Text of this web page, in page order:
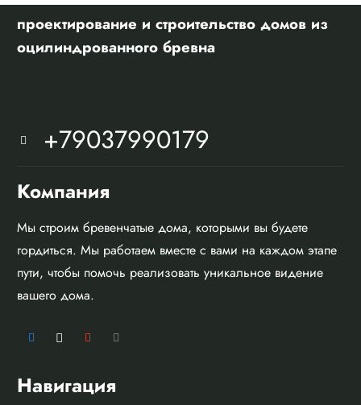
проектирование и строительство домов из
оцилиндрованного бревна
+79037990179
Компания
Мы строим бревенчатые дома, которыми вы будете
гордиться. Мы работаем вместе с вами на каждом этапе
пути, чтобы помочь реализовать уникальное видение
вашего дома.
Навигация